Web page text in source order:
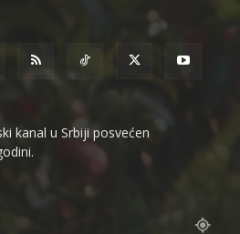
kanal u Srbiji posvećen